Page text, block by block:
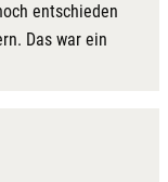
entschieden
Das war ein